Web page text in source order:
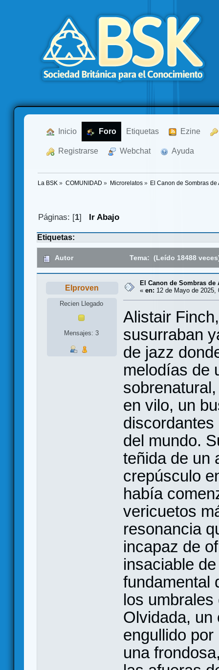
Inicio Foro Etiquetas Ezine
Registrarse Webchat Ayuda
La BSK » COMUNIDAD » Microrelatos» El Canon de Sombras
Páginas: [1] Ir Abajo
Etiquetas:
Autor Tema: (Leído 18488
Elproven
Recien Llegado
Mensajes: 3
El Canon de Sombras
« en: 12 de Mayo de 2025,
Alistair
susurraban
de jazz
melodías de
en vilo, un
del mundo.
teñida de un
crepúsculo
había
vericuetos
resonancia
incapaz de
insaciable
fundamental
los
Olvidada, un
engullido
una